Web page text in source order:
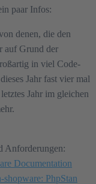
paar Infos:
denen, die den
auf Grund der
in viel Code-
Jahr fast vier mal
Jahr im gleichen
Anforderungen:
Documentation
PhpStan